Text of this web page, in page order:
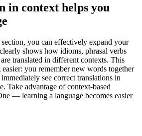
in context helps you
you can effectively expand your
shows how idioms, phrasal verbs
translated in different contexts. This
you remember new words together
see correct translations in
Take advantage of context-based
— learning a language becomes easier